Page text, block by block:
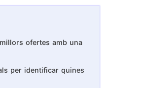
ofertes amb una
per identificar quines